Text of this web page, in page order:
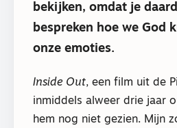
bekijken, omdat je
bespreken hoe we God
onze emoties.
Inside Out, een film uit de
inmiddels alweer drie jaar
hem nog niet gezien. Mijn